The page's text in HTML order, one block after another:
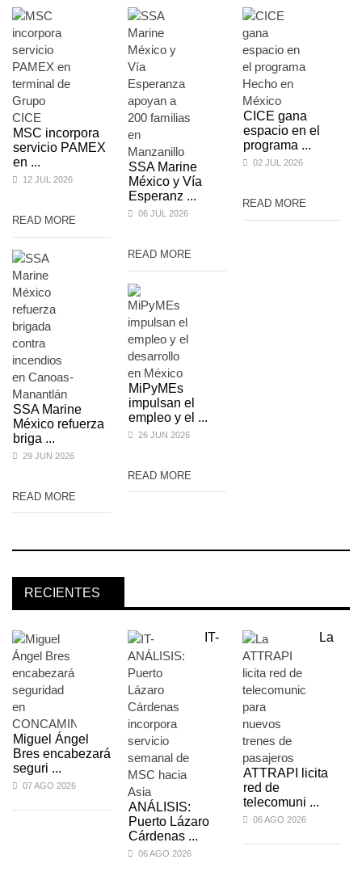
MSC incorpora
servicio PAMEX
en ...
12 JUL 2026
READ MORE
SSA Marine
México refuerza
briga ...
29 JUN 2026
READ MORE
SSA Marine
México y Vía
Esperanz ...
06 JUL 2026
READ MORE
MiPyMEs
impulsan el
empleo y el ...
26 JUN 2026
READ MORE
CICE gana
espacio en el
programa ...
02 JUL 2026
READ MORE
RECIENTES
Miguel Ángel
Bres encabezará
seguri ...
07 AGO 2026
IT-
ANÁLISIS:
Puerto Lázaro
Cárdenas ...
06 AGO 2026
La
ATTRAPI licita
red de
telecomuni ...
06 AGO 2026